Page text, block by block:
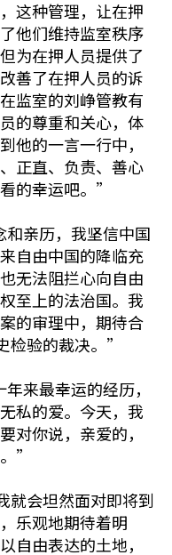
这种管理，让在押
他们维持监室秩序
为在押人员提供了
善了在押人员的诉
监室的刘峥管教有
的尊重和关心，体
他的一言一行中，
正直、负责、善心
的幸运吧。”
亲历，我坚信中国
自由中国的降临充
无法阻拦心向自由
至上的法治国。我
的审理中，期待合
验的裁决。”
来最幸运的经历，
私的爱。今天，我
对你说，亲爱的，
”
就会坦然面对即将到
乐观地期待着明
自由表达的土地，